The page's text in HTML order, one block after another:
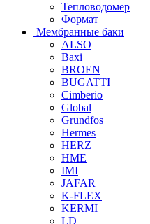
Тепловодомер
Формат
Мембранные баки
ALSO
Baxi
BROEN
BUGATTI
Cimberio
Global
Grundfos
Hermes
HERZ
HME
IMI
JAFAR
K-FLEX
KERMI
LD